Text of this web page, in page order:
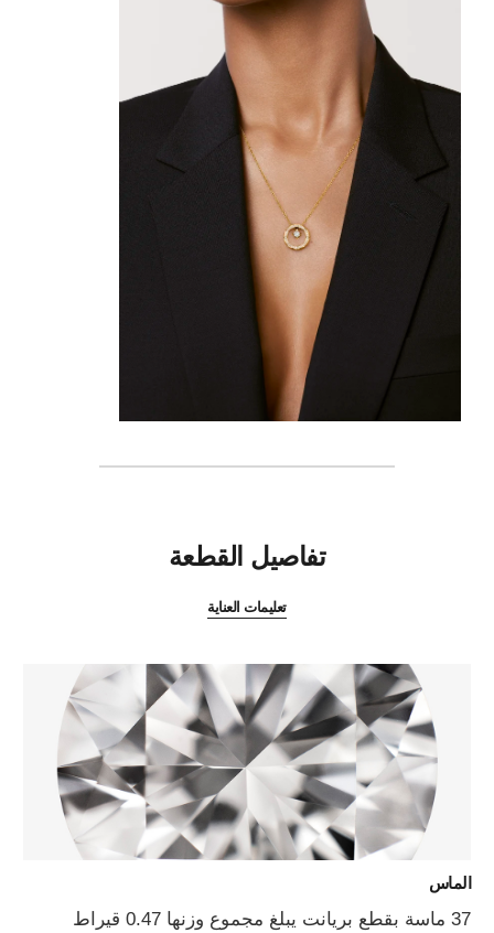
تفاصيل القطعة
تعليمات العناية
الماس
37 ماسة بقطع بريانت يبلغ مجموع وزنها 0.47 قيراط